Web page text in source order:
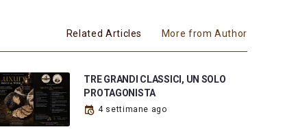
Related Articles More from Author
TRE GRANDI CLASSICI, UN SOLO
PROTAGONISTA
4 settimane ago